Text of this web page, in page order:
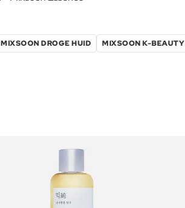
MIXSOON DROGE HUID MIXSOON K-BEAUTY